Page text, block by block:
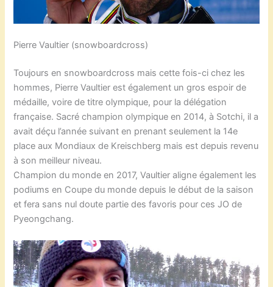
Pierre Vaultier (snowboardcross)
Toujours en snowboardcross mais cette fois-ci chez les
hommes, Pierre Vaultier est également un gros espoir de
médaille, voire de titre olympique, pour la délégation
française. Sacré champion olympique en 2014, à Sotchi, il a
avait déçu l’année suivant en prenant seulement la 14e
place aux Mondiaux de Kreischberg mais est depuis revenu
à son meilleur niveau.
Champion du monde en 2017, Vaultier aligne également les
podiums en Coupe du monde depuis le début de la saison
et fera sans nul doute partie des favoris pour ces JO de
Pyeongchang.